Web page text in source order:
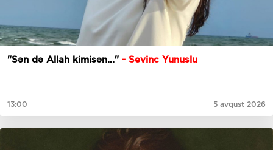
"Sən də Allah kimisən..." - Sevinc Yunuslu
13:00 5 avqust 2026